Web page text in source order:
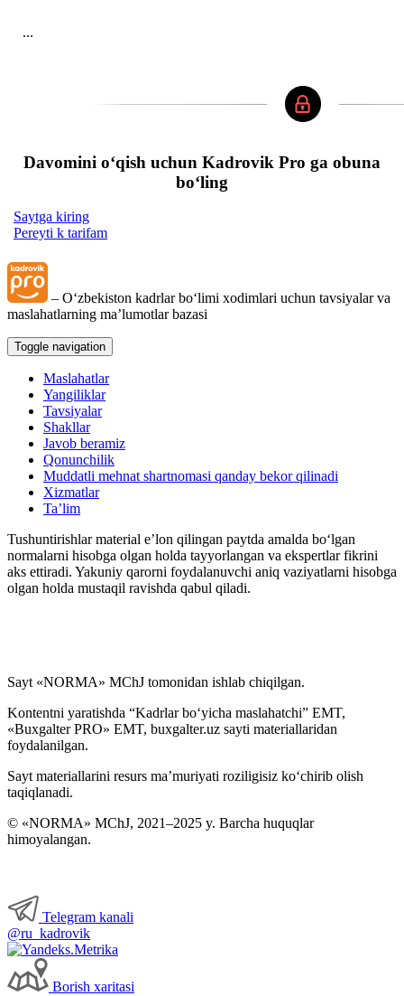
...
Davomini oʻqish uchun Kadrovik Pro ga obuna
boʻling
Saytga kiring
Pereyti k tarifam
– Oʻzbekiston kadrlar boʻlimi хodimlari uchun tavsiyalar va
maslahatlarning ma’lumotlar bazasi
Toggle navigation
Maslahatlar
Yangiliklar
Tavsiyalar
Shakllar
Javob beramiz
Qonunchilik
Muddatli mehnat shartnomasi qanday bekor qilinadi
Xizmatlar
Ta’lim
Tushuntirishlar material e’lon qilingan paytda amalda boʻlgan
normalarni hisobga olgan holda tayyorlangan va ekspertlar fikrini
aks ettiradi. Yakuniy qarorni foydalanuvchi aniq vaziyatlarni hisobga
olgan holda mustaqil ravishda qabul qiladi.
Sayt «NORMA» MChJ tomonidan ishlab chiqilgan.
Kontentni yaratishda “Kadrlar boʻyicha maslahatchi” EMT,
«Buxgalter PRO» EMT, buxgalter.uz sayti materiallaridan
foydalanilgan.
Sayt materiallarini resurs ma’muriyati roziligisiz koʻchirib olish
taqiqlanadi.
© «NORMA» MChJ, 2021–2025 y. Barcha huquqlar
himoyalangan.
Telegram kanali
@ru_kadrovik
Borish хaritasi